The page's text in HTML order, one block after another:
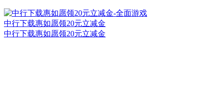
中行下载惠如愿领20元立减金
中行下载惠如愿领20元立减金